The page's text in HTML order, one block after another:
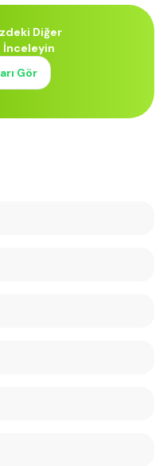
Diğer
İnceleyin
Gör